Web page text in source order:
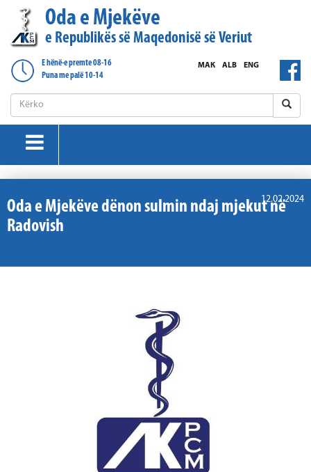
Oda e Mjekëve
e Republikës së Maqedonisë së Veriut
E hënë-e premte 08-16
Puna me palë 10-14
ENG
ALB
МАК
12.02.2024
Oda e Mjekëve dënon sulmin ndaj mjekut në
Radovish